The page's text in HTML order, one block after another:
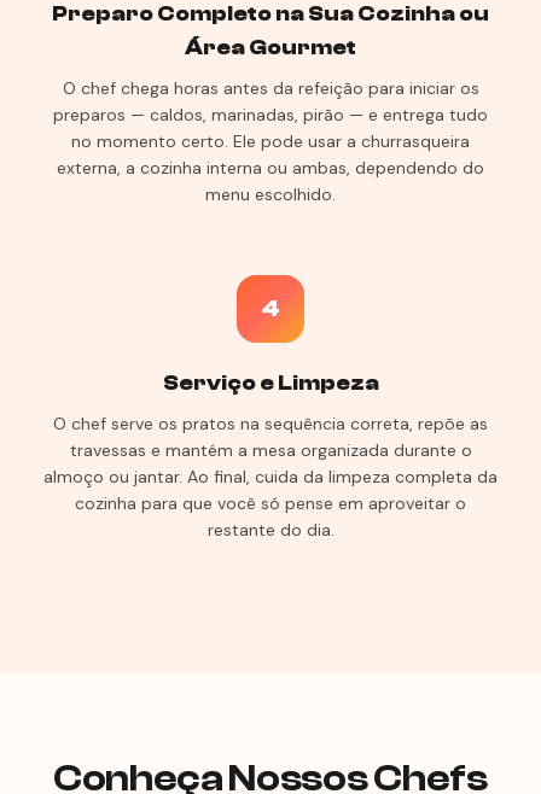
Preparo Completo na Sua Cozinha ou
Área Gourmet
O chef chega horas antes da refeição para iniciar os
preparos — caldos, marinadas, pirão — e entrega tudo
no momento certo. Ele pode usar a churrasqueira
externa, a cozinha interna ou ambas, dependendo do
menu escolhido.
4
Serviço e Limpeza
O chef serve os pratos na sequência correta, repõe as
travessas e mantém a mesa organizada durante o
almoço ou jantar. Ao final, cuida da limpeza completa da
cozinha para que você só pense em aproveitar o
restante do dia.
Conheça Nossos Chefs